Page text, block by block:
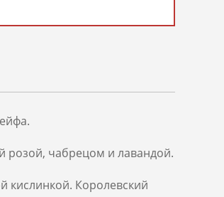
розой, чабрецом и лавандой.
кислинкой. Королевский